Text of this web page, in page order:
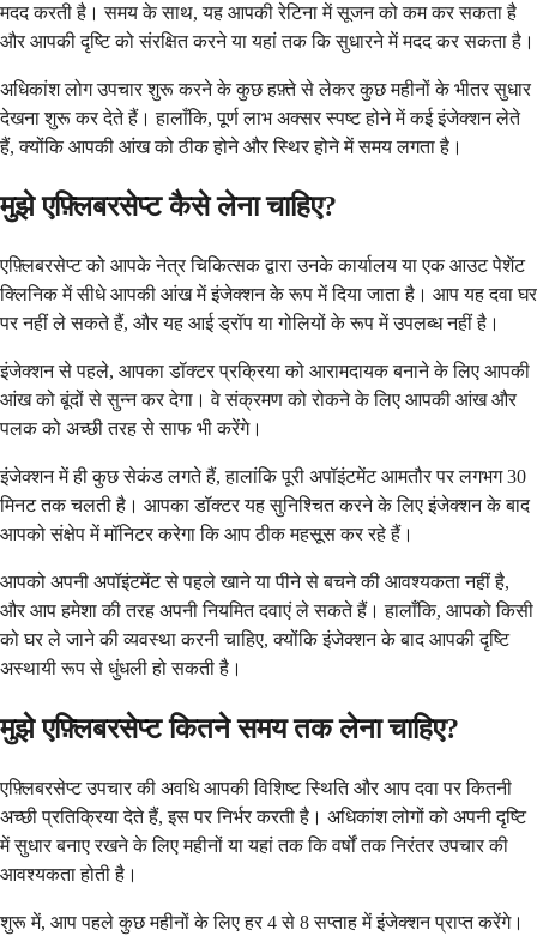
मदद करती है। समय के साथ, यह आपकी रेटिना में सूजन को कम कर सकता है
और आपकी दृष्टि को संरक्षित करने या यहां तक कि सुधारने में मदद कर सकता है।
अधिकांश लोग उपचार शुरू करने के कुछ हफ़्ते से लेकर कुछ महीनों के भीतर सुधार
देखना शुरू कर देते हैं। हालाँकि, पूर्ण लाभ अक्सर स्पष्ट होने में कई इंजेक्शन लेते
हैं, क्योंकि आपकी आंख को ठीक होने और स्थिर होने में समय लगता है।
मुझे एफ़्लिबरसेप्ट कैसे लेना चाहिए?
एफ़्लिबरसेप्ट को आपके नेत्र चिकित्सक द्वारा उनके कार्यालय या एक आउट पेशेंट
क्लिनिक में सीधे आपकी आंख में इंजेक्शन के रूप में दिया जाता है। आप यह दवा घर
पर नहीं ले सकते हैं, और यह आई ड्रॉप या गोलियों के रूप में उपलब्ध नहीं है।
इंजेक्शन से पहले, आपका डॉक्टर प्रक्रिया को आरामदायक बनाने के लिए आपकी
आंख को बूंदों से सुन्न कर देगा। वे संक्रमण को रोकने के लिए आपकी आंख और
पलक को अच्छी तरह से साफ भी करेंगे।
इंजेक्शन में ही कुछ सेकंड लगते हैं, हालांकि पूरी अपॉइंटमेंट आमतौर पर लगभग 30
मिनट तक चलती है। आपका डॉक्टर यह सुनिश्चित करने के लिए इंजेक्शन के बाद
आपको संक्षेप में मॉनिटर करेगा कि आप ठीक महसूस कर रहे हैं।
आपको अपनी अपॉइंटमेंट से पहले खाने या पीने से बचने की आवश्यकता नहीं है,
और आप हमेशा की तरह अपनी नियमित दवाएं ले सकते हैं। हालाँकि, आपको किसी
को घर ले जाने की व्यवस्था करनी चाहिए, क्योंकि इंजेक्शन के बाद आपकी दृष्टि
अस्थायी रूप से धुंधली हो सकती है।
मुझे एफ़्लिबरसेप्ट कितने समय तक लेना चाहिए?
एफ़्लिबरसेप्ट उपचार की अवधि आपकी विशिष्ट स्थिति और आप दवा पर कितनी
अच्छी प्रतिक्रिया देते हैं, इस पर निर्भर करती है। अधिकांश लोगों को अपनी दृष्टि
में सुधार बनाए रखने के लिए महीनों या यहां तक ​​कि वर्षों तक निरंतर उपचार की
आवश्यकता होती है।
शुरू में, आप पहले कुछ महीनों के लिए हर 4 से 8 सप्ताह में इंजेक्शन प्राप्त करेंगे।